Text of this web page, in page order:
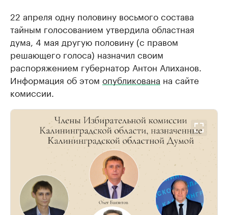
22 апреля одну половину восьмого состава
тайным голосованием утвердила областная
дума, 4 мая другую половину (с правом
решающего голоса) назначил своим
распоряжением губернатор Антон Алиханов.
Информация об этом опубликована на сайте
комиссии.